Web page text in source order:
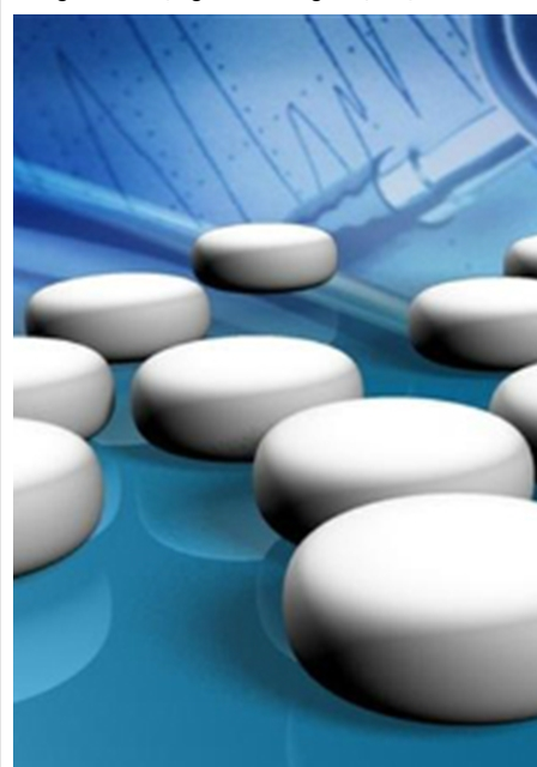
cho thue
phú yên
thuê xe
thuê xe
đà nẵng,
Cho thuê nhà nguyên căn Phú Yên, chuyên cho
thuê nhà nguyên căn tại Phú Yên
Chúng tôi hiên đang cho thuê nhà nguyên căn
tại Tuy Hòa - Phú Yên.